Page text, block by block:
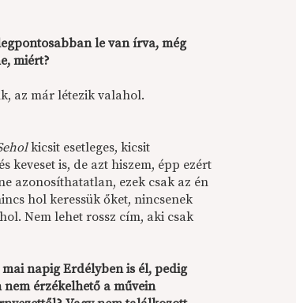
le van írva, még
miért?
az már létezik valahol.
kicsit esetleges, kicsit
keveset is, de azt hiszem, épp ezért
azonosíthatatlan, ezek csak az én
hol keressük őket, nincsenek
Nem lehet rossz cím, aki csak
napig Erdélyben is él, pedig
érzékelhető a művein